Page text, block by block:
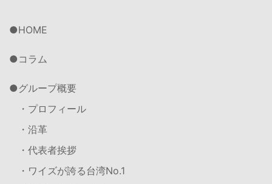
HOME
コラム
グループ概要
・プロフィール
・沿革
・代表者挨拶
・ワイズが誇る台湾No.1